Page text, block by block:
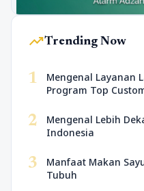
trending_upTrending Now
1
Mengenal Layanan
Program Top
2
Mengenal Lebih
Indonesia
3
Manfaat Makan
Tubuh